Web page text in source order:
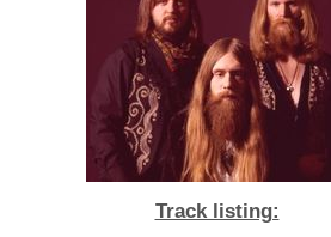
Track listing: